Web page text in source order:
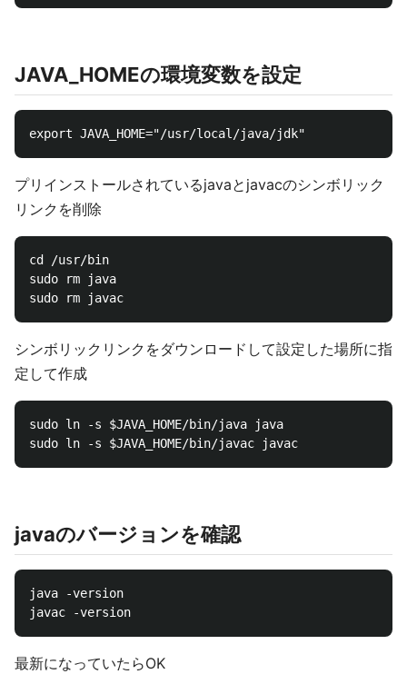
JAVA_HOMEの環境変数を設定
プリインストールされているjavaとjavacのシンボリック
リンクを削除
cd /usr/bin
sudo rm java
シンボリックリンクをダウンロードして設定した場所に指
定して作成
sudo ln -s $JAVA_HOME/bin/java java
javaのバージョンを確認
java -version
最新になっていたらOK